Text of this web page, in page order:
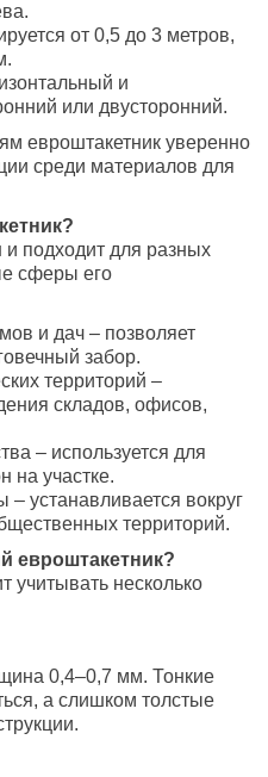
от 0,5 до 3 метров,
и
или двусторонний.
евроштакетник уверенно
среди материалов для
подходит для разных
сферы его
и дач – позволяет
забор.
территорий –
складов, офисов,
– используется для
на участке.
устанавливается вокруг
территорий.
евроштакетник?
учитывать несколько
0,4–0,7 мм. Тонкие
а слишком толстые